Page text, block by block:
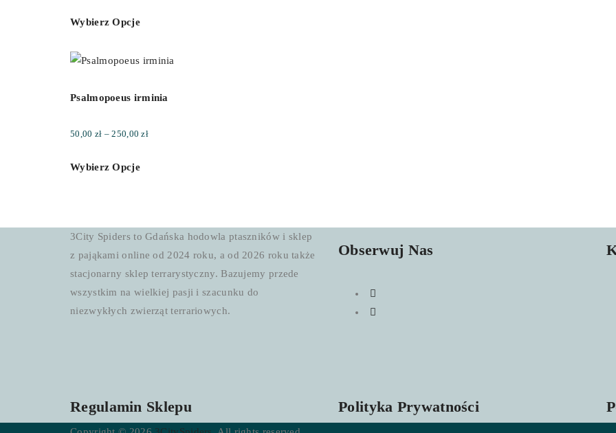
Wybierz Opcje
Psalmopoeus irminia
50,00 zł – 250,00złZakres
250,00 zł
Wybierz Opcje
3City Spiders to Gdańska hodowla ptaszników i sklep
z pająkami online od 2024 roku, a od 2026 roku także
stacjonarny sklep terrarystyczny. Bazujemy przede
wszystkim na wielkiej pasji i szacunku do
niezwykłych zwierząt terrariowych.
Obserwuj Nas
Regulamin Sklepu Polityka Prywatności